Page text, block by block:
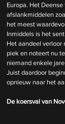
Europa. Het
afslankmiddelen
het meest
Inmiddels is het
Het aandeel verloor
piek en noteert nu
niemand enkele
Juist daardoor
opnieuw naar het
De koersval van